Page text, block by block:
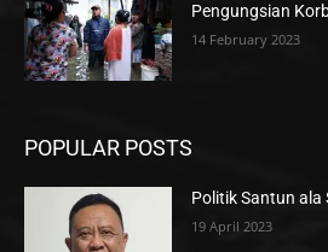
Pengungsian
14 February 2023
POPULAR POSTS
Politik Santun ala
19 April 2023